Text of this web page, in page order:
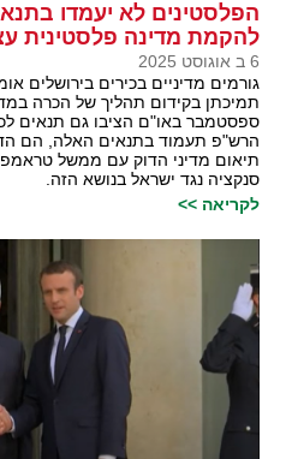
הפלסטינים לא יעמדו
להקמת מדינה פלסטינית
6 ב אוגוסט 2025
תמיכתן בקידום תהליך של הכרה
ספסטמבר באו"ם הציבו גם תנאים
הרש"פ תעמוד בתנאים האלה, הם
תיאום מדיני הדוק עם ממשל
סנקציה נגד ישראל בנושא הזה.
לקריאה >>